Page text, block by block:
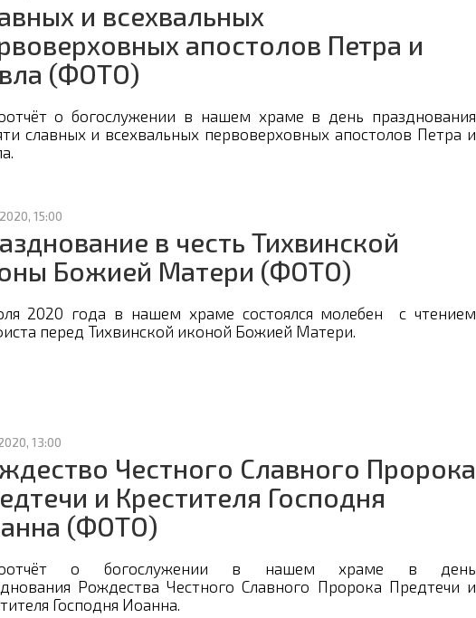
и всехвальных
апостолов Петра и
(ФОТО)
о богослужении в нашем храме в день празднования
славных и всехвальных первоверховных апостолов Петра и
15:00
в честь Тихвинской
Божией Матери (ФОТО)
2020 года в нашем храме состоялся молебен с чтением
перед Тихвинской иконой Божией Матери.
13:00
Честного Славного Пророка
и Крестителя Господня
(ФОТО)
о богослужении в нашем храме в день
Рождества Честного Славного Пророка Предтечи и
Господня Иоанна.